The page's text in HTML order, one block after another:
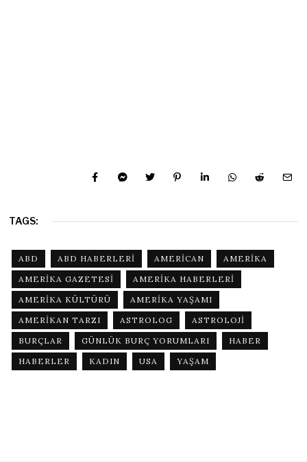
TAGS:
ABD ABD HABERLERI AMERICAN
AMERIKA
AMERIKA GAZETESI
AMERIKA HABERLERI
AMERIKA KÜLTÜRÜ
AMERIKA YAŞAMI
AMERIKAN TARZI
ASTROLOG
ASTROLOJI
BURÇLAR
GÜNLÜK BURÇ YORUMLARI
HABER
HABERLER
KADIN USA YAŞAM